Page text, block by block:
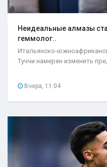
Неидеальные алмазы
геммолог..
Итальянско-
Туччи намерен изменить
Вчера, 11:04